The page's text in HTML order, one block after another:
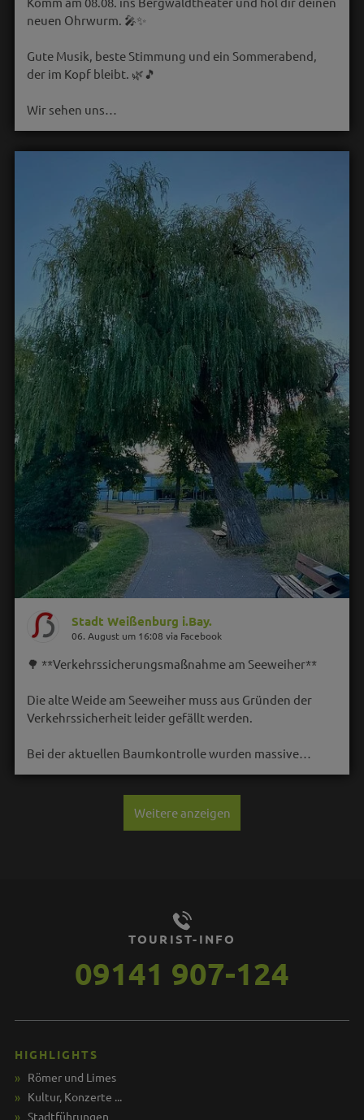
neuen Ohrwurm. 🎤✨
Gute Musik, beste Stimmung und ein Sommerabend,
der im Kopf bleibt. 🌿🎵
Wir sehen uns…
Stadt Weißenburg i.Bay.
06. August um 16:08 via Facebook
🌳 **Verkehrssicherungsmaßnahme am Seeweiher**
Die alte Weide am Seeweiher muss aus Gründen der
Verkehrssicherheit leider gefällt werden.
Bei der aktuellen Baumkontrolle wurden massive…
Weitere anzeigen
TOURIST-INFO
09141 907-124
HIGHLIGHTS
Römer und Limes
Kultur, Konzerte ...
Stadtführungen